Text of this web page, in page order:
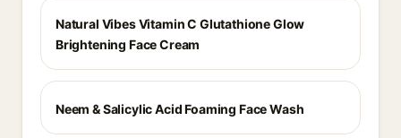
Natural Vibes Vitamin C Glutathione Glow
Brightening Face Cream
Neem & Salicylic Acid Foaming Face Wash